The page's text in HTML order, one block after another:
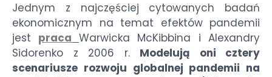
Jednym z najczęściej cytowanych badań
ekonomicznym na temat efektów pandemii
jest praca Warwicka McKibbina i Alexandry
Sidorenko z 2006 r. Modelują oni cztery
scenariusze rozwoju globalnej pandemii na